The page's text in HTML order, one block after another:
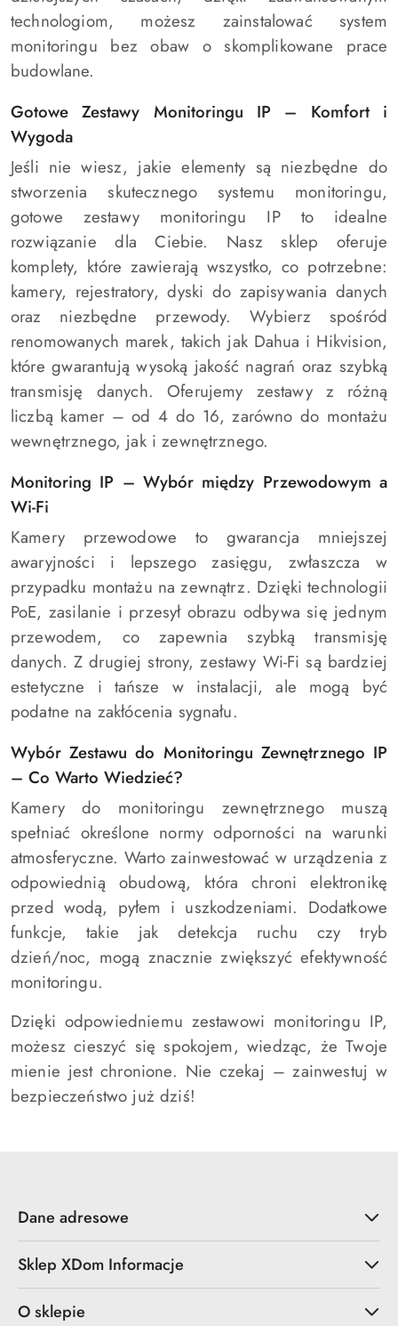
technologiom, możesz zainstalować system
monitoringu bez obaw o skomplikowane prace
budowlane.
Gotowe Zestawy Monitoringu IP – Komfort i
Wygoda
Jeśli nie wiesz, jakie elementy są niezbędne do
stworzenia skutecznego systemu monitoringu,
gotowe zestawy monitoringu IP to idealne
rozwiązanie dla Ciebie. Nasz sklep oferuje
komplety, które zawierają wszystko, co potrzebne:
kamery, rejestratory, dyski do zapisywania danych
oraz niezbędne przewody. Wybierz spośród
renomowanych marek, takich jak Dahua i Hikvision,
które gwarantują wysoką jakość nagrań oraz szybką
transmisję danych. Oferujemy zestawy z różną
liczbą kamer – od 4 do 16, zarówno do montażu
wewnętrznego, jak i zewnętrznego.
Monitoring IP – Wybór między Przewodowym a
Wi-Fi
Kamery przewodowe to gwarancja mniejszej
awaryjności i lepszego zasięgu, zwłaszcza w
przypadku montażu na zewnątrz. Dzięki technologii
PoE, zasilanie i przesył obrazu odbywa się jednym
przewodem, co zapewnia szybką transmisję
danych. Z drugiej strony, zestawy Wi-Fi są bardziej
estetyczne i tańsze w instalacji, ale mogą być
podatne na zakłócenia sygnału.
Wybór Zestawu do Monitoringu Zewnętrznego IP
– Co Warto Wiedzieć?
Kamery do monitoringu zewnętrznego muszą
spełniać określone normy odporności na warunki
atmosferyczne. Warto zainwestować w urządzenia z
odpowiednią obudową, która chroni elektronikę
przed wodą, pyłem i uszkodzeniami. Dodatkowe
funkcje, takie jak detekcja ruchu czy tryb
dzień/noc, mogą znacznie zwiększyć efektywność
monitoringu.
Dzięki odpowiedniemu zestawowi monitoringu IP,
możesz cieszyć się spokojem, wiedząc, że Twoje
mienie jest chronione. Nie czekaj – zainwestuj w
bezpieczeństwo już dziś!
Dane adresowe
Sklep XDom Informacje
O sklepie